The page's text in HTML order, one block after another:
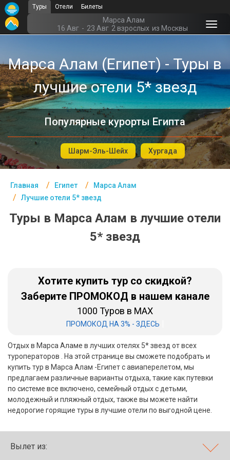
Туры Отели Билеты
Марса Алам
16 Авг - 23 Авг 2 взрослых из Москвы
Марса Алам (Египет) - Туры в
лучшие отели 5* звезд
Популярные курорты Египта
Шарм-Эль-Шейх Хургада
Главная Египет
Марса Алам
Лучшие отели 5* звезд
Туры в Марса Алам в лучшие отели
5* звезд
Хотите купить тур со скидкой?
Заберите ПРОМОКОД в нашем канале
1000 Туров в MAX
ПРОМОКОД НА 3% - ЗДЕСЬ
Отдых в Марса Аламе в лучших отелях 5* звезд от всех
туроператоров . На этой странице вы сможете подобрать и
купить тур в Марса Алам -Египет с авиаперелетом, мы
предлагаем различные варианты отдыха, такие как путевки
по системе все включено, семейный отдых с детьми,
молодежный и пляжный отдых, также вы можете найти
недорогие горящие туры в лучшие отели по выгодной цене.
Вылет из:
Главная
Офис г. Москва
Помощь
Подборки отелей
Таиланд
ОАЭ
Египет
Хайнань
Занзибар
Абхазия
Большой Сочи
Кав Мин Воды
Экскурсионные туры